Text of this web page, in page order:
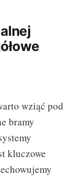
wziąć pod
bramy
kluczowe